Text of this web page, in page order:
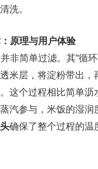
洗。
原理与用户体验
非简单过滤。其“循
米层，将淀粉带出，
这个过程相比简单沥
汽参与，米饭的湿润
确保了整个过程的温